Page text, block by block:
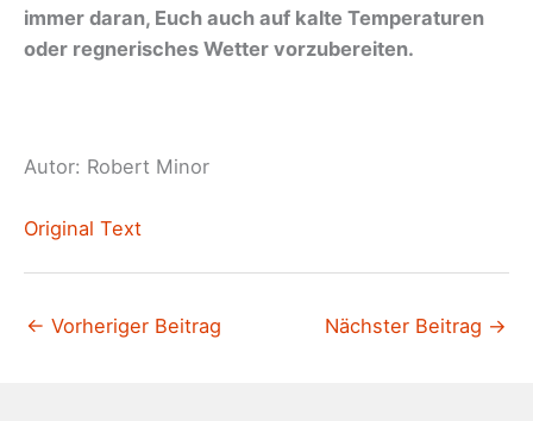
immer daran, Euch auch auf kalte Temperaturen
oder regnerisches Wetter vorzubereiten.
Autor: Robert Minor
Original Text
← Vorheriger Beitrag Nächster Beitrag →